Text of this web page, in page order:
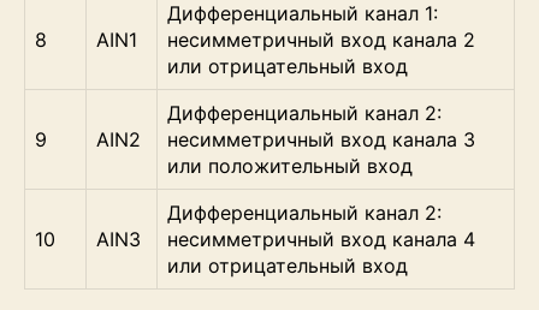
8 AIN1
Дифференциальный канал 1:
несимметричный вход канала 2
или отрицательный вход
9 AIN2
Дифференциальный канал 2:
несимметричный вход канала 3
или положительный вход
10 AIN3
Дифференциальный канал 2:
несимметричный вход канала 4
или отрицательный вход